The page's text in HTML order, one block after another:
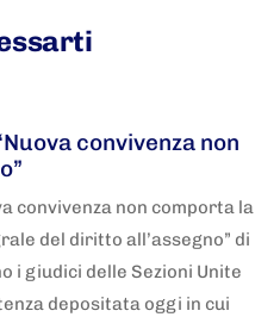
convivenza non
convivenza non comporta la
del diritto all’assegno” di
i giudici delle Sezioni Unite
depositata oggi in cui